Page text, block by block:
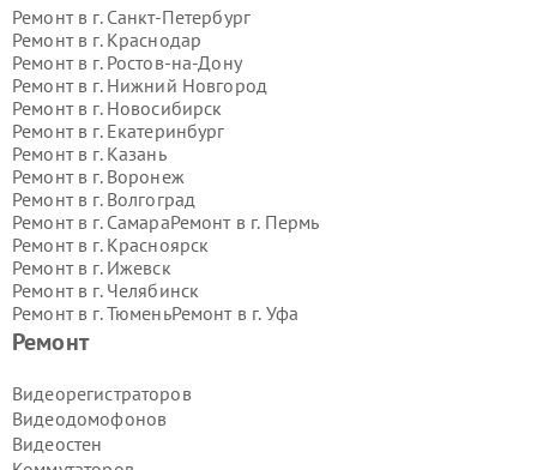
Ремонт
Видеорегистраторов
Видеодомофонов
Видеостен
Ремонт в г. Санкт-Петербург
Ремонт в г. Краснодар
Ремонт в г. Ростов-на-Дону
Ремонт в г. Нижний Новгород
Ремонт в г. Новосибирск
Ремонт в г. Екатеринбург
Ремонт в г. Казань
Ремонт в г. Воронеж
Ремонт в г. Волгоград
Ремонт в г. СамараРемонт в г. Пермь
Ремонт в г. Красноярск
Ремонт в г. Ижевск
Ремонт в г. Челябинск
Ремонт в г.ТюменьРемонт в г. Уфа
Ремонт в г.
Ремонт в г.
Ремонт в г.Барнаул
Ремонт в г.Тольятти
Ремонт в г.